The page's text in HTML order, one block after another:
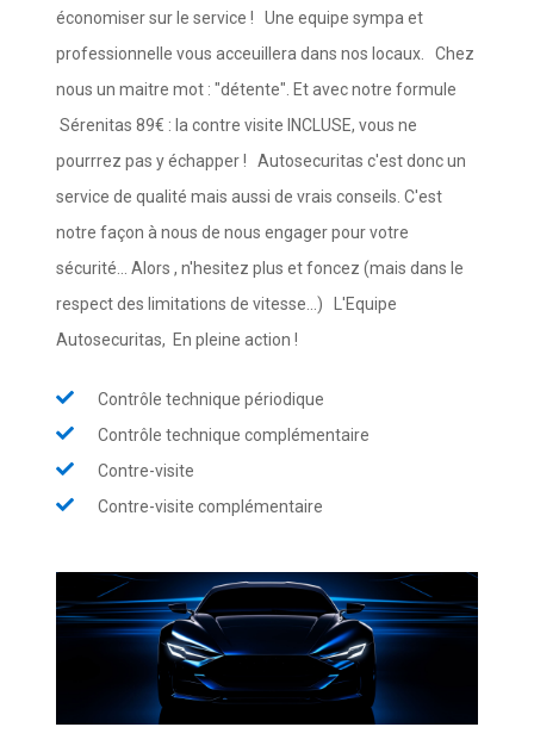
économiser sur le service ! Une equipe sympa et
professionnelle vous acceuillera dans nos locaux. Chez
nous un maitre mot : "détente". Et avec notre formule
Sérenitas 89€ : la contre visite INCLUSE, vous ne
pourrrez pas y échapper ! Autosecuritas c'est donc un
service de qualité mais aussi de vrais conseils. C'est
notre façon à nous de nous engager pour votre
sécurité... Alors , n'hesitez plus et foncez (mais dans le
respect des limitations de vitesse...) L'Equipe
Autosecuritas, En pleine action !
Contrôle technique périodique
Contrôle technique complémentaire
Contre-visite
Contre-visite complémentaire